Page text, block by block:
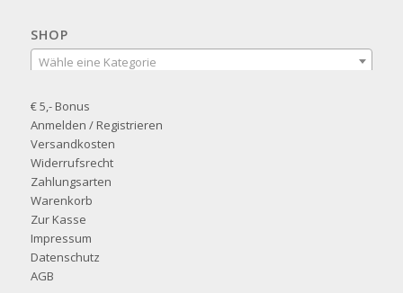
SHOP
Wähle eine Kategorie
€ 5,- Bonus
Anmelden / Registrieren
Versandkosten
Widerrufsrecht
Zahlungsarten
Warenkorb
Zur Kasse
Impressum
Datenschutz
AGB